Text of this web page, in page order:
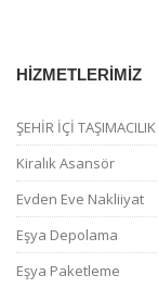
HİZMETLERİMİZ
ŞEHİR İÇİ TAŞIMACILIK
Kiralık Asansör
Evden Eve Nakliiyat
Eşya Depolama
Eşya Paketleme